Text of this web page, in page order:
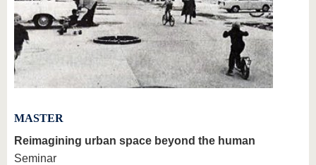
MASTER
Reimagining urban space beyond the human
Seminar